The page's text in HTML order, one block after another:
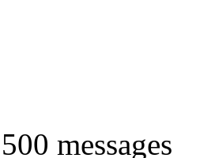
messages